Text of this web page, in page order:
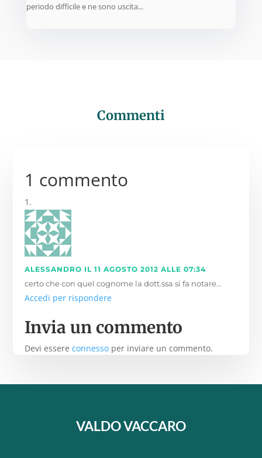
periodo difficile e ne sono uscita...
Commenti
1 commento
ALESSANDRO IL 11 AGOSTO 2012 ALLE 07:34
certo che con quel cognome la dott.ssa si fa notare…
Accedi per rispondere
Invia un commento
Devi essereconnesso per inviare un commento.
VALDO VACCARO